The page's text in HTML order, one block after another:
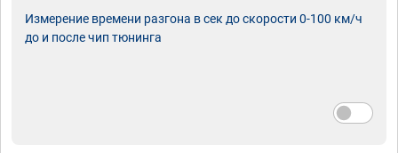
Измерение времени разгона в сек до скорости 0-100 км/ч
до и после чип тюнинга